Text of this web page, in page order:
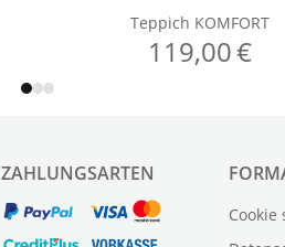
ZAHLUNGSARTEN
Cookie